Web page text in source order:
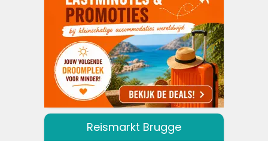
Reismarkt Brugge